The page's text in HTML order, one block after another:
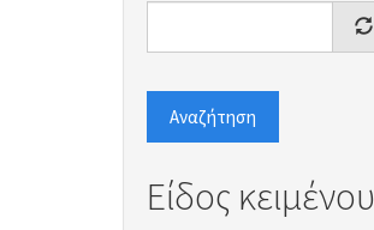
Αναζήτηση
Είδος κειμένου